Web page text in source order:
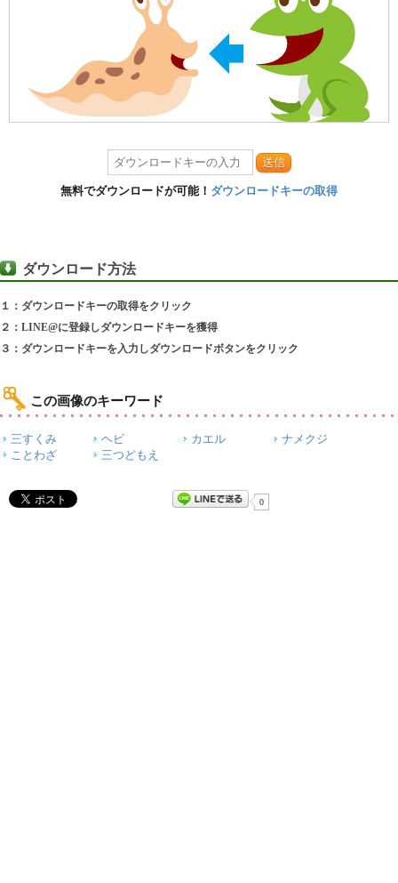
送信
無料でダウンロードが可能！ ダウンロードキーの取得
ダウンロード方法
１：ダウンロードキーの取得をクリック
２：LINE@に登録しダウンロードキーを獲得
３：ダウンロードキーを入力しダウンロードボタンをクリック
この画像のキーワード
三すくみ ヘビ カエル
ナメクジ
ことわざ
三つどもえ
0